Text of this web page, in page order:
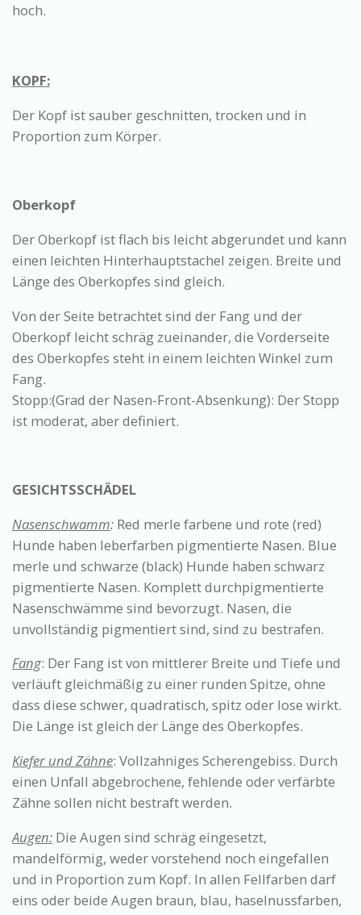
hoch.
KOPF:
Der Kopf ist sauber geschnitten, trocken und in
Proportion zum Körper.
Oberkopf
Der Oberkopf ist flach bis leicht abgerundet und kann
einen leichten Hinterhauptstachel zeigen. Breite und
Länge des Oberkopfes sind gleich.
Von der Seite betrachtet sind der Fang und der
Oberkopf leicht schräg zueinander, die Vorderseite
des Oberkopfes steht in einem leichten Winkel zum
Fang.
Stopp:(Grad der Nasen-Front-Absenkung): Der Stopp
ist moderat, aber definiert.
GESICHTSSCHÄDEL
Nasenschwamm: Red merle farbene und rote (red)
Hunde haben leberfarben pigmentierte Nasen. Blue
merle und schwarze (black) Hunde haben schwarz
pigmentierte Nasen. Komplett durchpigmentierte
Nasenschwämme sind bevorzugt. Nasen, die
unvollständig pigmentiert sind, sind zu bestrafen.
Fang: Der Fang ist von mittlerer Breite und Tiefe und
verläuft gleichmäßig zu einer runden Spitze, ohne
dass diese schwer, quadratisch, spitz oder lose wirkt.
Die Länge ist gleich der Länge des Oberkopfes.
Kiefer und Zähne: Vollzahniges Scherengebiss. Durch
einen Unfall abgebrochene, fehlende oder verfärbte
Zähne sollen nicht bestraft werden.
Augen: Die Augen sind schräg eingesetzt,
mandelförmig, weder vorstehend noch eingefallen
und in Proportion zum Kopf. In allen Fellfarben darf
eins oder beide Augen braun, blau, haselnussfarben,